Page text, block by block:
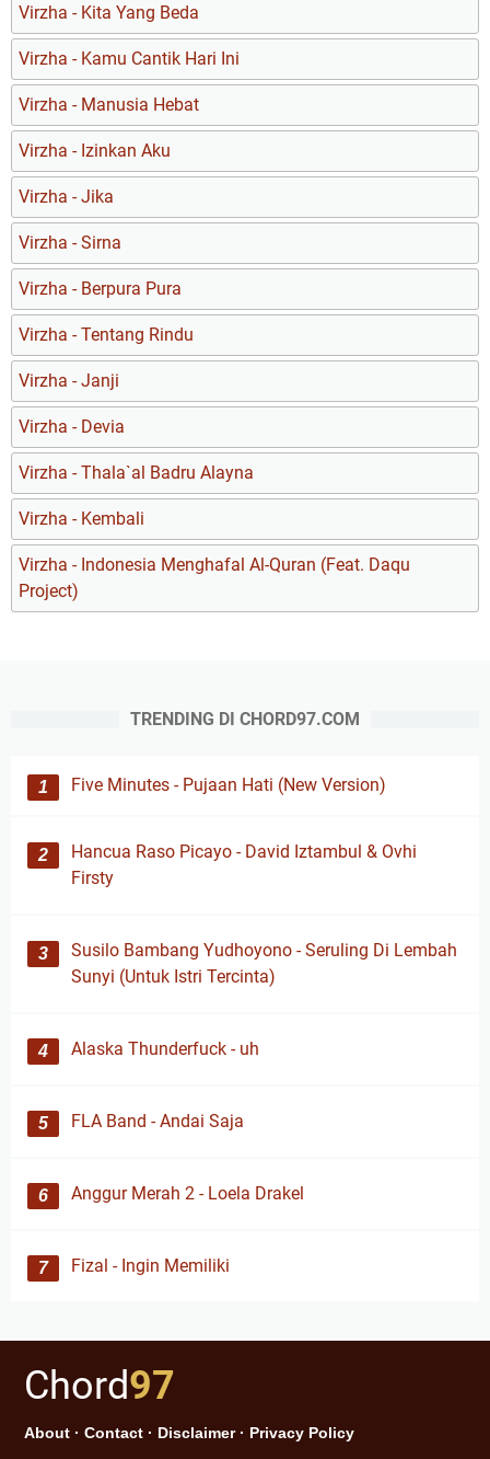
Virzha - Kita Yang Beda
Virzha - Kamu Cantik Hari Ini
Virzha - Manusia Hebat
Virzha - Izinkan Aku
Virzha - Jika
Virzha - Sirna
Virzha - Berpura Pura
Virzha - Tentang Rindu
Virzha - Janji
Virzha - Devia
Virzha - Thala`al Badru Alayna
Virzha - Kembali
Virzha - Indonesia Menghafal Al-Quran (Feat. Daqu
Project)
TRENDING DI CHORD97.COM
Five Minutes - Pujaan Hati (New Version)
Hancua Raso Picayo - David Iztambul & Ovhi
Firsty
Susilo Bambang Yudhoyono - Seruling Di Lembah
Sunyi (Untuk Istri Tercinta)
Alaska Thunderfuck - uh
FLA Band - Andai Saja
Anggur Merah 2 - Loela Drakel
Fizal - Ingin Memiliki
Chord97
About · Contact · Disclaimer· Privacy Policy